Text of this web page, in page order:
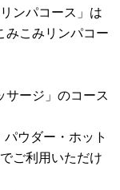
ンパコース」は
みこみリンパコー
サージ」のコース
ウダー・ホット
ご利用いただけ